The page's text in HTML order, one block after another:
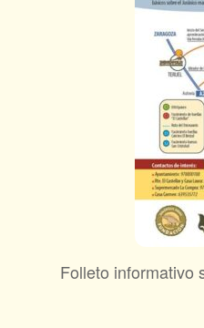
Folleto informativo